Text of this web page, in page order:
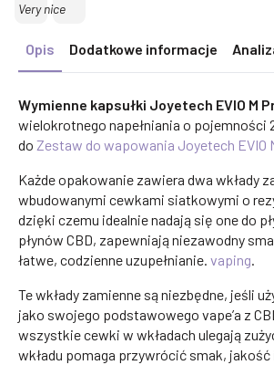
Text:
Very nice
Opis Dodatkowe informacje
Wymienne kapsułki Joyetech EVIO M
wielokrotnego napełniania o pojemności
do Zestaw do wapowania Joyetech EVIO
Każde opakowanie zawiera dwa wkłady
wbudowanymi cewkami siatkowymi o
dzięki czemu idealnie nadają się one do
płynów CBD, zapewniają niezawodny
łatwe, codzienne uzupełnianie. vaping.
Te wkłady zamienne są niezbędne, jeśli
jako swojego podstawowego vape’a z
wszystkie cewki w wkładach ulegają
wkładu pomaga przywrócić smak,